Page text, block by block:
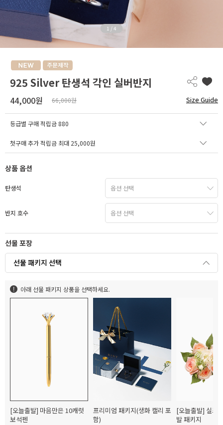
1 /4
925 Silver 탄생석 각인 실버반지
44,000원 66,000원 Size Guide
등급별 구매 적립금 880
첫구매 추가 적립금 최대 25,000원
상품 옵션
탄생석
반지 호수
선물 포장
선물 패키지 선택
아래 선물 패키지 상품을 선택하세요.
[오늘출발] 마음만은 10캐럿
보석펜
프리미엄 패키지(생화 캘리 포
함)
[오늘출발] 실크
발 패키지